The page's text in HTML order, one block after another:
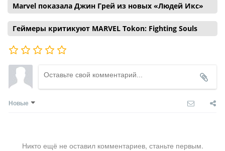
Marvel показала Джин Грей из новых «Людей Икс»
Геймеры критикуют MARVEL Tokon: Fighting Souls
Новые
Никто ещё не оставил комментариев, станьте первым.